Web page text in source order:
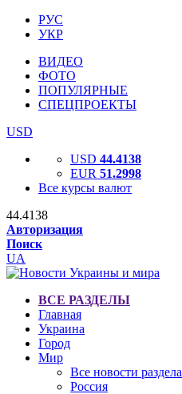
РУС
УКР
ВИДЕО
ФОТО
ПОПУЛЯРНЫЕ
СПЕЦПРОЕКТЫ
USD
USD 44.4138
EUR 51.2998
Все курсы валют
44.4138
Авторизация
Поиск
UA
ВСЕ РАЗДЕЛЫ
Главная
Украина
Город
Мир
Все новости раздела
Россия